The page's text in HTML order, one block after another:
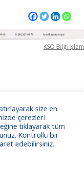
KSO Bilgi İşlem
size en
çerezleri
tıklayarak tüm
Kontrollü bir
edebilirsiniz.